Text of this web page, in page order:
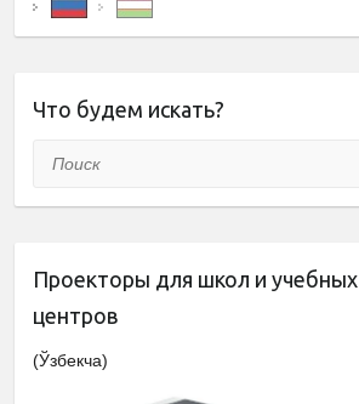
Что будем искать?
Поиск
Проекторы для школ и учебных
центров
(Ўзбекча)